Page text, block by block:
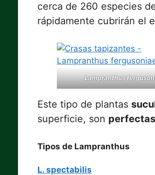
cerca de 260 especies
rápidamente cubrirán el
Lampranthus
Este tipo de plantas
superficie, son
Tipos de Lampranthus
L. spectabilis